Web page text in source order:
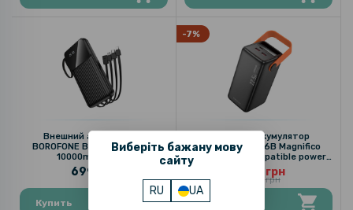
Виберіть бажану мову
сайту
RU UA
Внешний аккумулятор
BOROFONE BJ76 Smart 10W
10000mAh, Black
699 грн
Купить
-7%
Внешний аккумулятор
BOROFONE BJ66B Magnifico
PD20W fully compatible power
bank 60000mAh, Black
2 691 грн
2 899 грн
Купить